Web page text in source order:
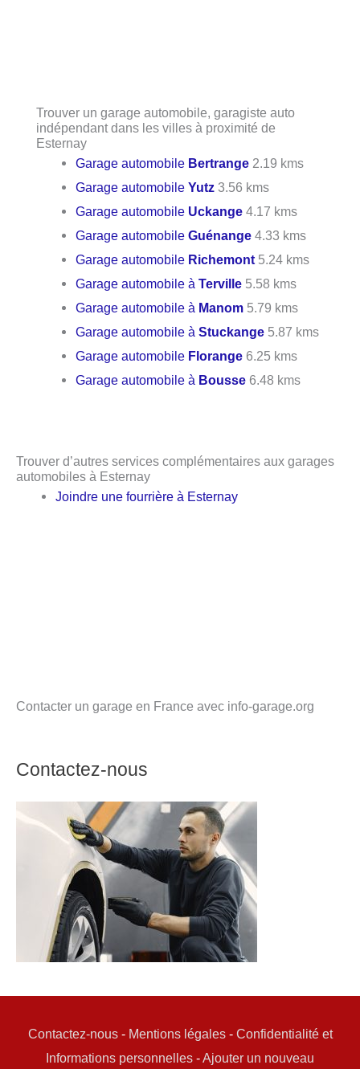
Trouver un garage automobile, garagiste auto
indépendant dans les villes à proximité de
Esternay
Garage automobile Bertrange 2.19 kms
Garage automobileYutz 3.56 kms
Garage automobile Uckange 4.17 kms
Garage automobileGuénange 4.33 kms
Garage automobile Richemont 5.24 kms
Garage automobile àTerville 5.58 kms
Garage automobile à Manom 5.79 kms
Garage automobile àStuckange 5.87 kms
Garage automobile Florange 6.25 kms
Garage automobile à Bousse 6.48 kms
Trouver d’autres services complémentaires aux garages
automobiles à Esternay
Joindre une fourrière à Esternay
Contacter un garage en France avec info-garage.org
Contactez-nous
Contactez-nous- Mentions légales- Confidentialité et
Informations personnelles -Ajouter un nouveau